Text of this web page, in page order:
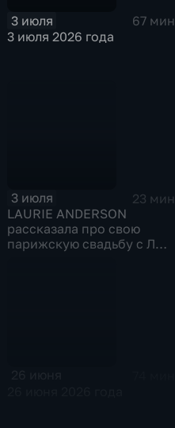
3 июля
67 мин
3 июля 2026 года
3 июля
23 мин
LAURIE ANDERSON
рассказала про свою
парижскую свадьбу с ЛУ